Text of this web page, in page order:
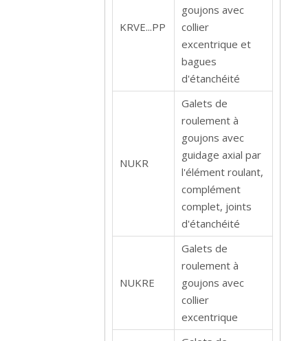
KRVE...PP
goujons avec
collier
excentrique et
bagues
d'étanchéité
NUKR
Galets de
roulement à
goujons avec
guidage axial par
l'élément roulant,
complément
complet, joints
d'étanchéité
NUKRE
Galets de
roulement à
goujons avec
collier
excentrique